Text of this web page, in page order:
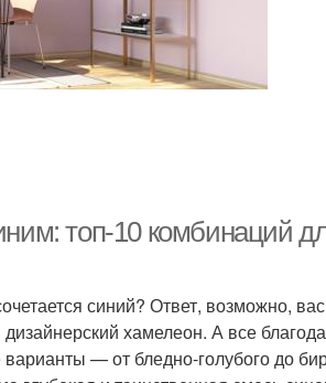
топ-10 комбинаций
синий? Ответ, возможно,
хамелеон. А все
— от бледно-голубого до